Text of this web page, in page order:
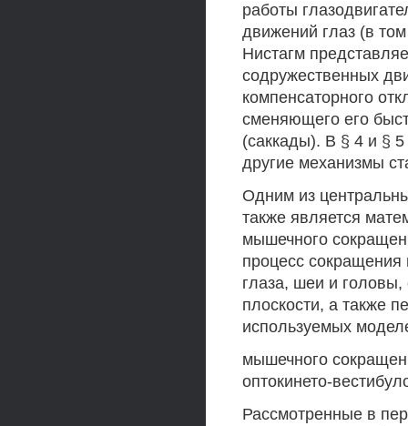
работы
движений глаз (в
Нистагм
содружественных
компенсаторного
сменяющего его
(саккады). В § 4 и §
другие механизмы
Одним из
также является
мышечного
процесс
глаза, шеи и
плоскости, а также
используемых
мышечного
оптокинето-
Рассмотренные в